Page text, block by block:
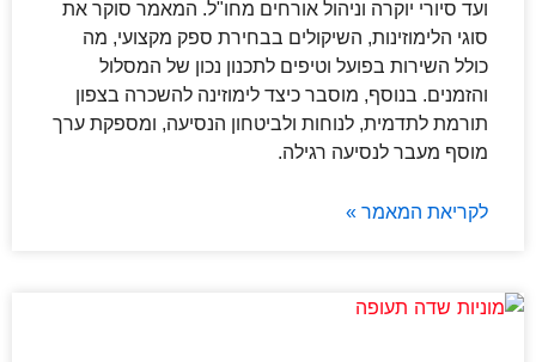
ועד סיורי יוקרה וניהול אורחים מחו"ל. המאמר סוקר את
סוגי הלימוזינות, השיקולים בבחירת ספק מקצועי, מה
כולל השירות בפועל וטיפים לתכנון נכון של המסלול
והזמנים. בנוסף, מוסבר כיצד לימוזינה להשכרה בצפון
תורמת לתדמית, לנוחות ולביטחון הנסיעה, ומספקת ערך
מוסף מעבר לנסיעה רגילה.
לקריאת המאמר »